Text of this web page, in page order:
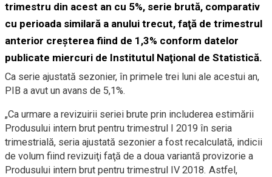
trimestru din acest an cu 5%, serie brută, comparativ
cu perioada similară a anului trecut, faţă de trimestrul
anterior creşterea fiind de 1,3% conform datelor
publicate miercuri de Institutul Naţional de Statistică.
Ca serie ajustată sezonier, în primele trei luni ale acestui an,
PIB a avut un avans de 5,1%.
„Ca urmare a revizuirii seriei brute prin includerea estimării
Produsului intern brut pentru trimestrul I 2019 în seria
trimestrială, seria ajustată sezonier a fost recalculată, indicii
de volum fiind revizuiţi faţă de a doua variantă provizorie a
Produsului intern brut pentru trimestrul IV 2018. Astfel,